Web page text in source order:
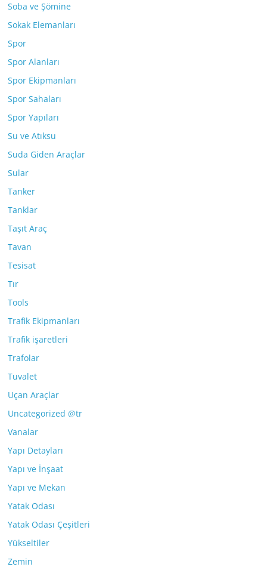
Soba ve Şömine
Sokak Elemanları
Spor
Spor Alanları
Spor Ekipmanları
Spor Sahaları
Spor Yapıları
Su ve Atıksu
Suda Giden Araçlar
Sular
Tanker
Tanklar
Taşıt Araç
Tavan
Tesisat
Tır
Tools
Trafik Ekipmanları
Trafik işaretleri
Trafolar
Tuvalet
Uçan Araçlar
Uncategorized @tr
Vanalar
Yapı Detayları
Yapı ve İnşaat
Yapı ve Mekan
Yatak Odası
Yatak Odası Çeşitleri
Yükseltiler
Zemin